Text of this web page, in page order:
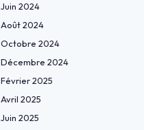
Juin 2024
Août 2024
Octobre 2024
Décembre 2024
Février 2025
Avril 2025
Juin 2025